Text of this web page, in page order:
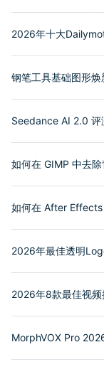
2026年十大
钢笔工具基础图形焕
Seedance AI 2.0 评
如何在 GIMP 中去
如何在 After Effects
2026年最佳透明
2026年8款最佳视
MorphVOX Pro